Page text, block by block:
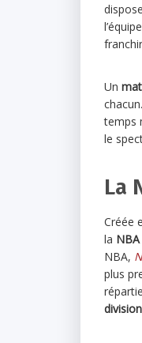
Un
temps
le
La
Créée
la NBA
NBA,
plus